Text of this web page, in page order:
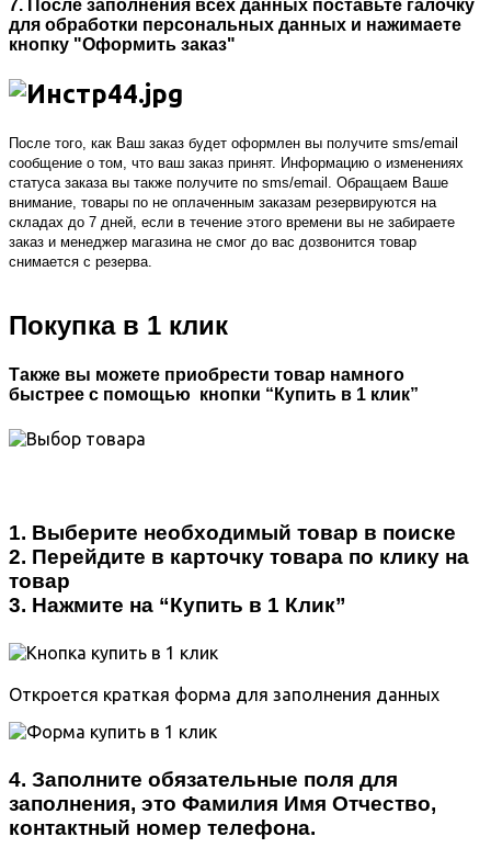
7. После заполнения всех данных поставьте галочку
для обработки персональных данных и нажимаете
кнопку "Оформить заказ"
После того, как Ваш заказ будет оформлен вы получите sms/email
сообщение о том, что ваш заказ принят. Информацию о изменениях
статуса заказа вы также получите по sms/email. Обращаем Ваше
внимание, товары по не оплаченным заказам резервируются на
складах до 7 дней, если в течение этого времени вы не забираете
заказ и менеджер магазина не смог до вас дозвонится товар
снимается с резерва.
Покупка в 1 клик
Также вы можете приобрести товар намного
быстрее с помощью кнопки “Купить в 1 клик”
1. Выберите необходимый товар в поиске
2. Перейдите в карточку товара по клику на
товар
3. Нажмите на “Купить в 1 Клик”
Откроется краткая форма для заполнения данных
4. Заполните обязательные поля для
заполнения, это Фамилия Имя Отчество,
контактный номер телефона.